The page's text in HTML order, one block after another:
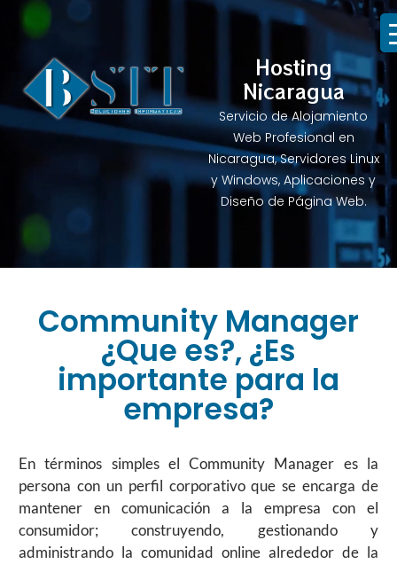
Hosting
Nicaragua
Servicio de Alojamiento
Web Profesional en
Nicaragua, Servidores Linux
y Windows, Aplicaciones y
Diseño de Página Web.
Community Manager
¿Que es?, ¿Es
importante para la
empresa?
En términos simples el Community Manager es la
persona con un perfil corporativo que se encarga de
mantener en comunicación a la empresa con el
consumidor; construyendo, gestionando y
administrando la comunidad online alrededor de la